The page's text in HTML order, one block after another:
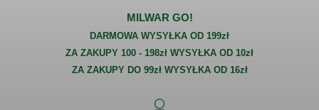
MILWAR GO!
DARMOWA WYSYŁKA OD 199zł
ZA ZAKUPY 100 - 198zł WYSYŁKA OD 10zł
ZA ZAKUPY DO 99zł WYSYŁKA OD 16zł